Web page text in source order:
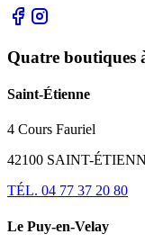
Quatre boutiques
Saint-Étienne
4 Cours Fauriel
42100 SAINT-
TÉL. 04 77 37 20 80
Le Puy-en-Velay